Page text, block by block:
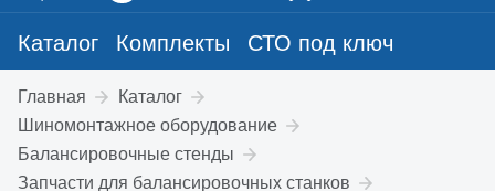
Каталог Комплекты СТО под ключ
Главная
Каталог
Шиномонтажное оборудование
Балансировочные стенды
Запчасти для балансировочных станков